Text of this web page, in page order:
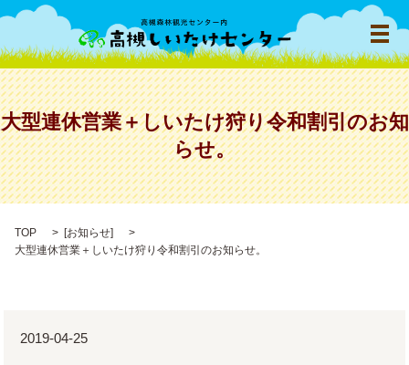
メ
大型連休営業＋しいたけ狩り令和割引のお知
らせ。
TOP [お知らせ]
大型連休営業＋しいたけ狩り令和割引のお知らせ。
2019-04-25